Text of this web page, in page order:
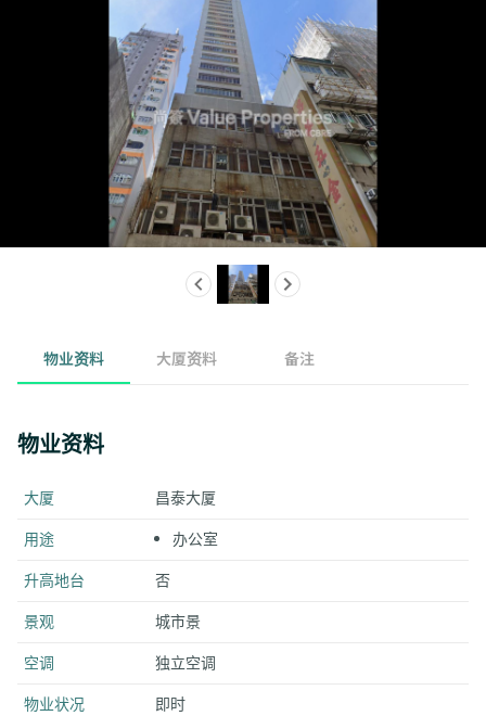
物业资料 大厦资料 备注
物业资料
大厦
昌泰大厦
用途
办公室
升高地台
否
景观
城市景
空调
独立空调
物业状况
即时